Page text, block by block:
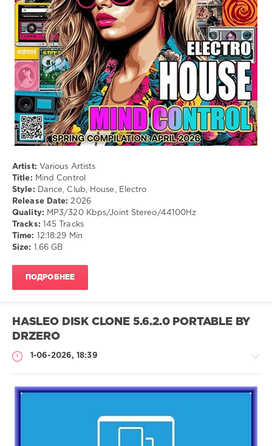
Artist: Various Artists
Title: Mind Control
Style: Dance, Club, House, Electro
Release Date: 2026
Quality: MP3/320 Kbps/Joint Stereo/44100Hz
Tracks: 145 Tracks
Time:
12:18:29 Min
Size:
1.66 GB
ПОДРОБНЕЕ
HASLEO DISK CLONE 5.6.2.0 PORTABLE BY
DRZERO
1-06-2026, 18:39